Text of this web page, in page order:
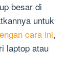
besar di
untuk
cara ini,
laptop atau